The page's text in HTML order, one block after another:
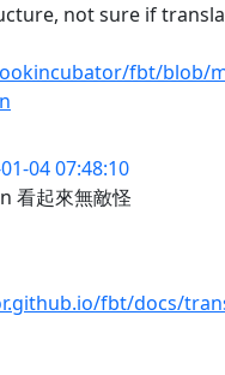
not sure if
fbt/blob/
04 07:48:10
看起來無敵怪
fbt/docs/